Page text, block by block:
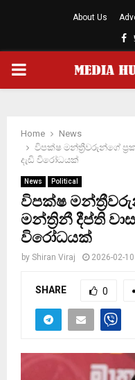
About Us
PRIMARY
Home
News
විපක්ෂ මන්ත්‍රීවරුන්ගේ
දැඩි විරෝධයක්
News Political
විපක්ෂ
මන්ත්‍රිනී දීප්ති
විරෝධයක්
by Shiran Viraj 2026-02-10
SHARE 0